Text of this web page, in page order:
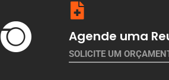
Agende uma
SOLICITE UM